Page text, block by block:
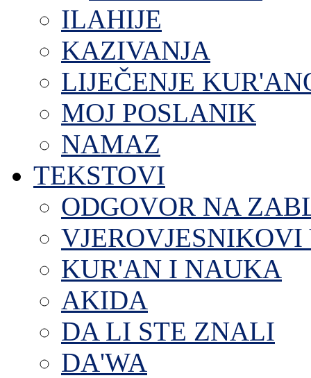
ILAHIJE
KAZIVANJA
LIJEČENJE
MOJ POSLANIK
NAMAZ
TEKSTOVI
ODGOVOR NA
VJEROVJESNIKOVI
KUR'AN I NAUKA
AKIDA
DA LI STE ZNALI
DA'WA